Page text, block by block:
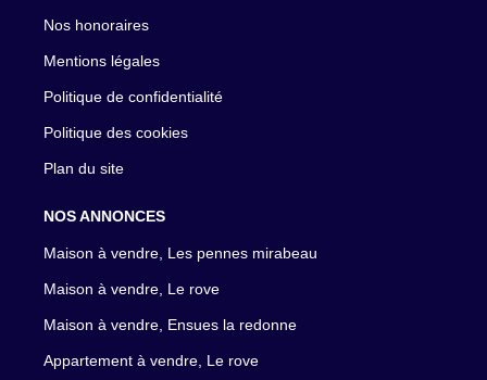
Nos honoraires
Mentions légales
Politique de confidentialité
Politique des cookies
Plan du site
NOS ANNONCES
Maison à vendre, Les pennes mirabeau
Maison à vendre, Le rove
Maison à vendre, Ensues la redonne
Appartement à vendre, Le rove